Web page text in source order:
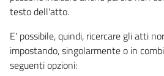
testo dell'atto.
E' possibile, quindi, ricercare gli atti
impostando, singolarmente o in
seguenti opzioni: